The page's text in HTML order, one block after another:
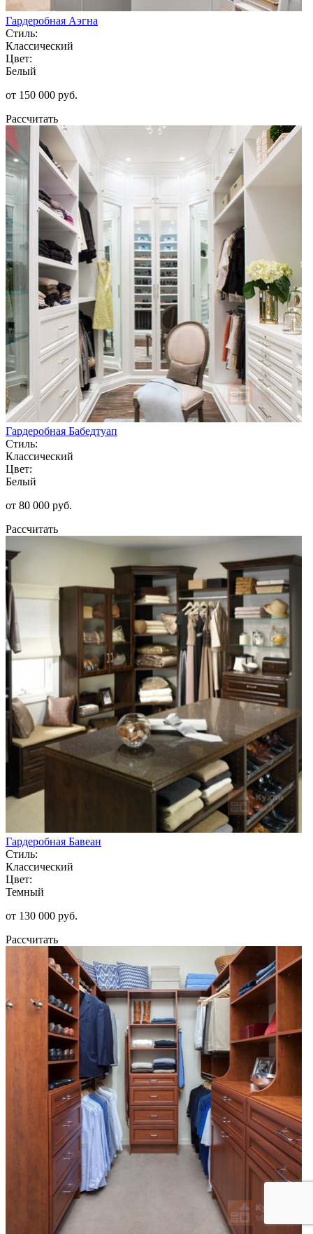
Гардеробная Аэгна
Стиль:
Классический
Цвет:
Белый
от 150 000 руб.
Рассчитать
Гардеробная Бабедтуап
Стиль:
Классический
Цвет:
Белый
от 80 000 руб.
Рассчитать
Гардеробная Бавеан
Стиль:
Классический
Цвет:
Темный
от 130 000 руб.
Рассчитать